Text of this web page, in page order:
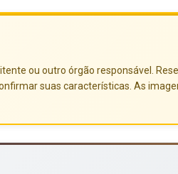
ou outro órgão responsável.
suas características. As